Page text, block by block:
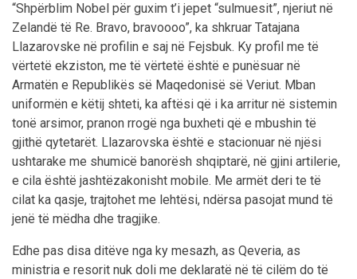
“Shpërblim Nobel për guxim t’i jepet “sulmuesit”, njeriut në
Zelandë të Re. Bravo, bravoooo”, ka shkruar Tatajana
Llazarovske në profilin e saj në Fejsbuk. Ky profil me të
vërtetë ekziston, me të vërtetë është e punësuar në
Armatën e Republikës së Maqedonisë së Veriut. Mban
uniformën e këtij shteti, ka aftësi që i ka arritur në sistemin
tonë arsimor, pranon rrogë nga buxheti që e mbushin të
gjithë qytetarët. Llazarovska është e stacionuar në njësi
ushtarake me shumicë banorësh shqiptarë, në gjini artilerie,
e cila është jashtëzakonisht mobile. Me armët deri te të
cilat ka qasje, trajtohet me lehtësi, ndërsa pasojat mund të
jenë të mëdha dhe tragjike.
Edhe pas disa ditëve nga ky mesazh, as Qeveria, as
ministria e resorit nuk doli me deklaratë në të cilëm do të